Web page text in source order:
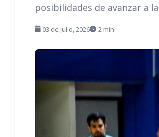
posibilidades de avanzar a
03 de julio, 2026 2 min